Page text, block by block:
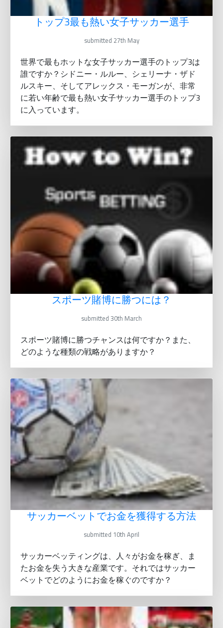
トップ3最も熱い女子サッカー選手
submitted 27th May
世界で最もホットな女子サッカー選手のトップ3は
誰ですか？シドニー・ルルー、シェリーナ・ザド
ルスキー、そしてアレックス・モーガンが、非常
に若い年齢で最も熱い女子サッカー選手のトップ3
に入っています。
スポーツ賭博に勝つには？
submitted 30th March
スポーツ賭博に勝つチャンスは何ですか？また、
どのような種類の戦略がありますか？
サッカーベットでお金を獲得する方法
submitted 10th April
サッカーベッティングは、人々がお金を稼ぎ、ま
たお金を失う大きな産業です。それではサッカー
ベットでどのようにお金を稼ぐのですか？